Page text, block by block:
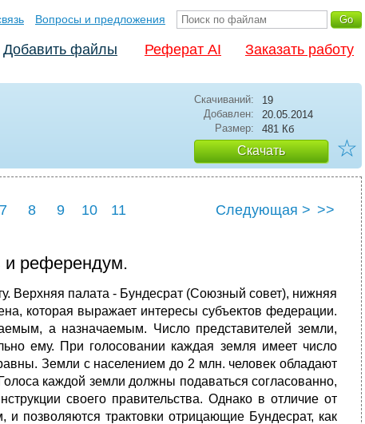
Вопросы и предложения
Добавить файлы Реферат AI Заказать работу
Скачиваний:
19
Добавлен:
20.05.2014
Размер:
481 Кб
Скачать ☆
7 8 9 10 11 Следующая > >>
и референдум.
Верхняя палата - Бундесрат (Союзный совет), нижняя
которая выражает интересы субъектов федерации.
а назначаемым. Число представителей земли,
ему. При голосовании каждая земля имеет число
Земли с населением до 2 млн. человек обладают
каждой земли должны подаваться согласованно,
своего правительства. Однако в отличие от
позволяются трактовки отрицающие Бундесрат, как